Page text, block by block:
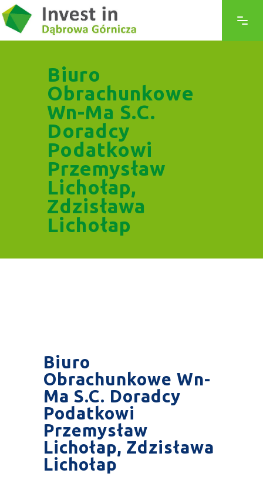
Biuro
Obrachunkowe
Wn-Ma S.C.
Doradcy
Podatkowi
Przemysław
Lichołap,
Zdzisława
Lichołap
Biuro
Obrachunkowe Wn-
Ma S.C. Doradcy
Podatkowi
Przemysław
Lichołap, Zdzisława
Lichołap